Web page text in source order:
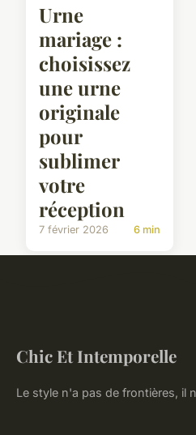
Urne
mariage :
choisissez
une urne
originale
pour
sublimer
votre
réception
7 février 2026 6 min
Chic Et Intemporelle
Le style n'a pas de frontières, il